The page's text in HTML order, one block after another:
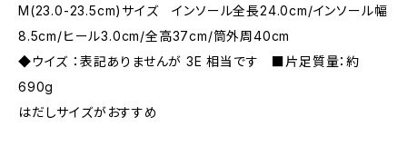
M(23.0-23.5cm)サイズ インソール全長24.0cm/インソール幅
8.5cm/ヒール3.0cm/全高37cm/筒外周40cm
◆ウイズ ：表記ありませんが 3E 相当です ■片足質量：約
690g
はだしサイズがおすすめ